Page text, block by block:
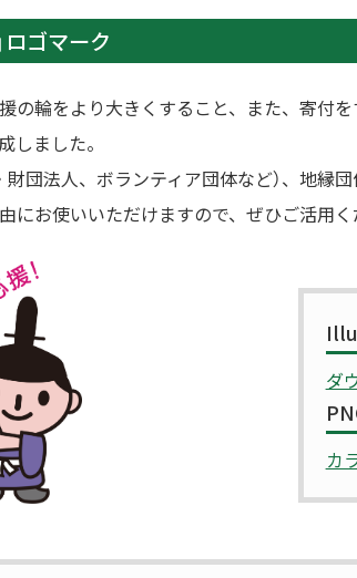
ロゴマーク
の輪をより大きくすること、また、寄付
しました。
財団法人、ボランティア団体など）、地
にお使いいただけますので、ぜひご活用く
ダ
カ